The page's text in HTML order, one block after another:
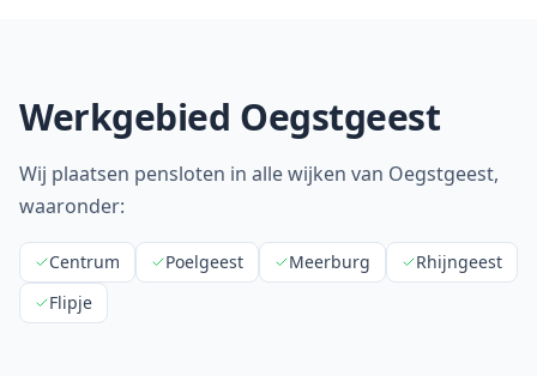
Werkgebied Oegstgeest
Wij plaatsen pensloten in alle wijken van Oegstgeest,
waaronder:
Centrum Poelgeest Meerburg
Rhijngeest
Flipje